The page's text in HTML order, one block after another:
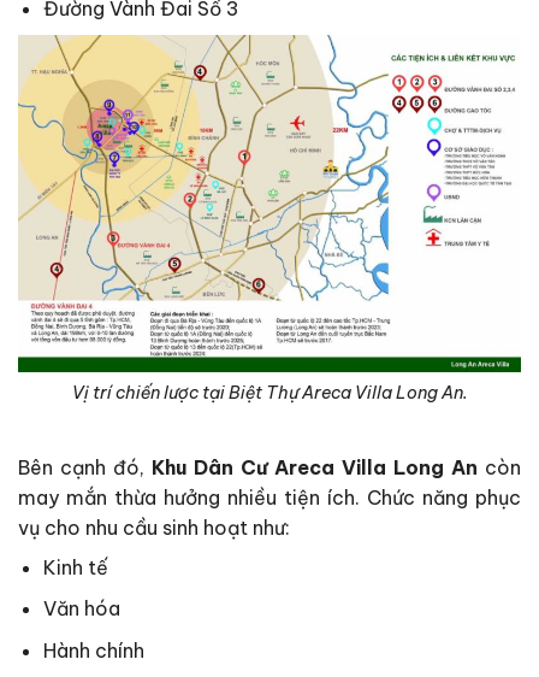
Đường Vành Đai Số 3
Vị trí chiến lược tại Biệt Thự Areca Villa Long An.
Bên cạnh đó, Khu Dân Cư Areca Villa Long An còn
may mắn thừa hưởng nhiều tiện ích. Chức năng phục
vụ cho nhu cầu sinh hoạt như:
Kinh tế
Văn hóa
Hành chính